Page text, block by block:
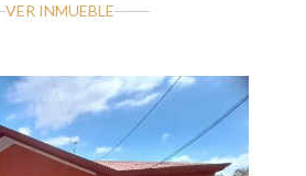
VER INMUEBLE